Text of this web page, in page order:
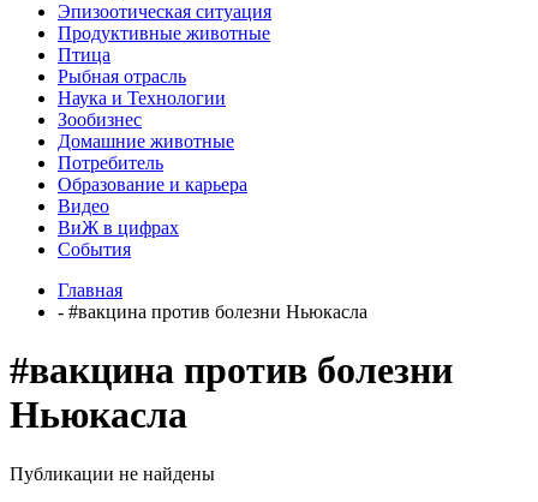
Эпизоотическая ситуация
Продуктивные животные
Птица
Рыбная отрасль
Наука и Технологии
Зообизнес
Домашние животные
Потребитель
Образование и карьера
Видео
ВиЖ в цифрах
События
Главная
- #вакцина против болезни Ньюкасла
#вакцина против болезни
Ньюкасла
Публикации не найдены